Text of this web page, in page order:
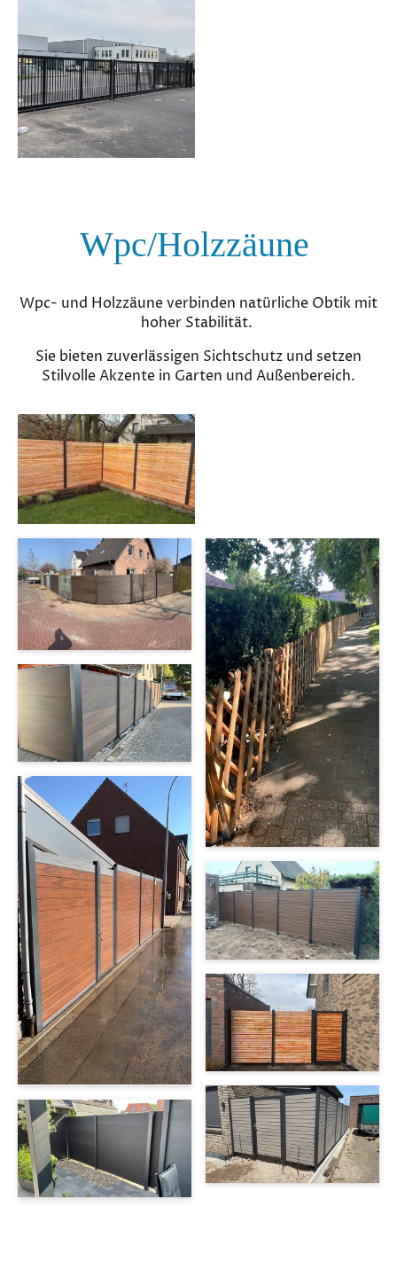
Wpc/Holzzäune
Wpc- und Holzzäune verbinden natürliche Obtik mit
hoher Stabilität.
Sie bieten zuverlässigen Sichtschutz und setzen
Stilvolle Akzente in Garten und Außenbereich.